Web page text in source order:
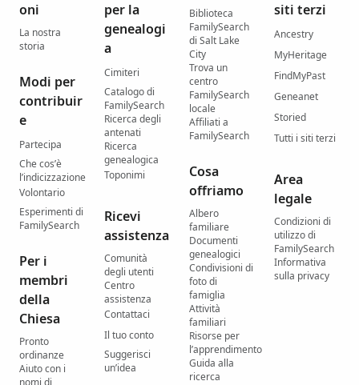
oni
La nostra
storia
Modi per
contribuir
e
Partecipa
Che cos’è
l’indicizzazione
Volontario
Esperimenti di
FamilySearch
Per i
membri
della
Chiesa
Pronto
ordinanze
Aiuto con i
nomi di
per la
genealogi
a
Cimiteri
Catalogo di
FamilySearch
Ricerca degli
antenati
Ricerca
genealogica
Toponimi
Ricevi
assistenza
Comunità
degli utenti
Centro
assistenza
Contattaci
Il tuo conto
Suggerisci
un’idea
Biblioteca
FamilySearch
di Salt Lake
City
Trova un
centro
FamilySearch
locale
Affiliati a
FamilySearch
Cosa
offriamo
Albero
familiare
Documenti
genealogici
Condivisioni di
foto di
famiglia
Attività
familiari
Risorse per
l’apprendimento
Guida alla
ricerca
siti terzi
Ancestry
MyHeritage
FindMyPast
Geneanet
Storied
Tutti i siti terzi
Area
legale
Condizioni di
utilizzo di
FamilySearch
Informativa
sulla privacy